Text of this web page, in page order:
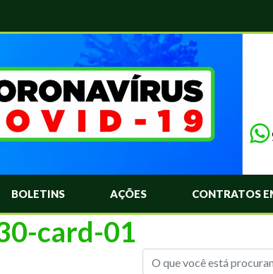
BOLETINS AÇÕES CONTRATOS
card-01